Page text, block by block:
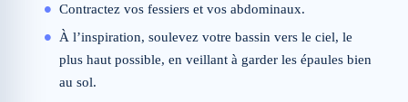
Contractez vos fessiers et vos abdominaux.
À l’inspiration, soulevez votre bassin vers le ciel, le
plus haut possible, en veillant à garder les épaules bien
au sol.